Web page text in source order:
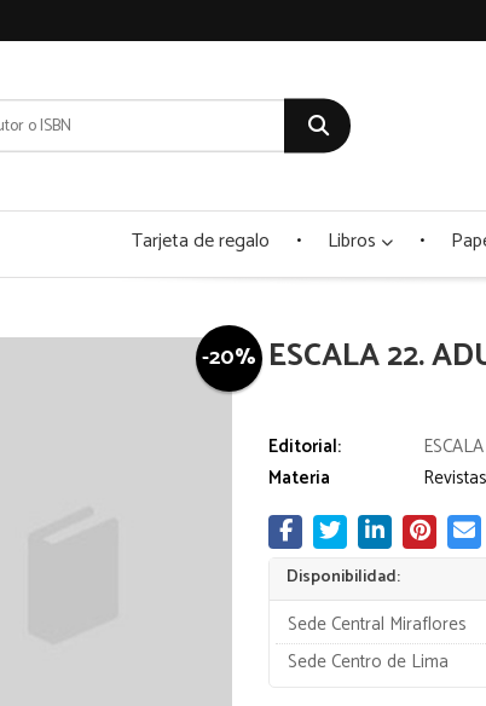
Tarjeta de regalo Libros
-20% ESCALA 22.
Editorial:
ESCALA
Materia
Revistas
Disponibilidad:
Sede Central Miraflores
Sede Centro de Lima